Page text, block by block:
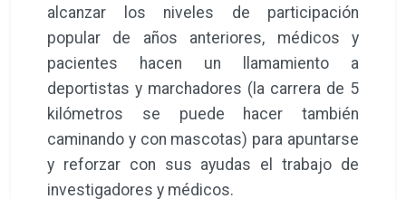
alcanzar los niveles de participación
popular de años anteriores, médicos y
pacientes hacen un llamamiento a
deportistas y marchadores (la carrera de 5
kilómetros se puede hacer también
caminando y con mascotas) para apuntarse
y reforzar con sus ayudas el trabajo de
investigadores y médicos.